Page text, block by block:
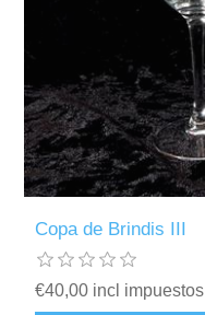
Copa de Brindis III
€40,00 incl impuestos